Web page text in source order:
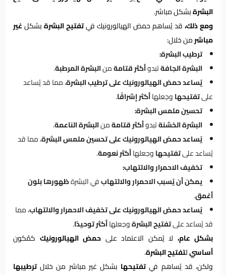
البشرةبشكل مباشر.
ومع ذلك،قد يُساهم حمض الهيالورونيك فيتفتيح البشرةبشكلغير
مباشرمن خلال:
ترطيب البشرة:
البشرة الجافةتبدوأكثر قتامةمنالبشرة المرطبة.
يُساعد حمض الهيالورونيك على ترطيب البشرة، مما قد يُساعد
علىتفتيحهاوجعلهاأكثر إشراقًا.
تحسين ملمس البشرة:
البشرة الخشنةتبدوأكثر قتامةمنالبشرة الناعمة.
يُساعد حمض الهيالورونيك على تحسين ملمس البشرة، مما قد
يُساعد علىتفتيحهاوجعلهاأكثر نعومة.
تخفيف الاحمرار والالتهاب:
يمكن أن يُسبب الاحمرار والالتهابفي البشرةظهورها بلون
أغمق.
يُساعد حمض الهيالورونيك على تخفيف الاحمرار والالتهاب، مما
قد يُساعد علىتفتيح البشرةوجعلهاأكثر توحيدًا.
بشكل عام، لا يُمكن الاعتماد على حمض الهيالورونيك كمُكون
أساسيلتفتيح البشرة.
ولكن، قد يُساهم فيتفتيحها بشكل غير مباشر من خلالترطيبها